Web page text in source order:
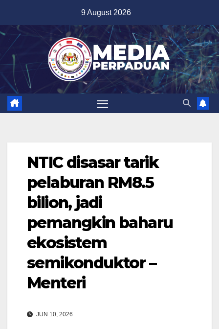
content
9 August 2026
NTIC disasar tarik
pelaburan RM8.5
bilion, jadi
pemangkin baharu
ekosistem
semikonduktor –
Menteri
JUN 10, 2026